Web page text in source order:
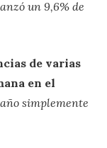
un 9,6% de
de varias
en el
simplemente